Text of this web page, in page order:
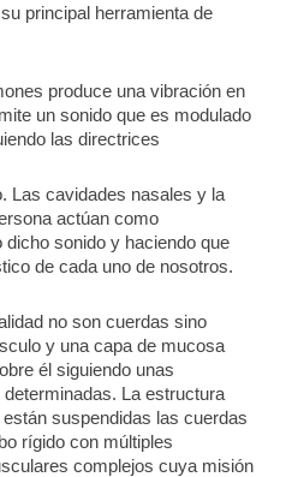
principal herramienta de
produce una vibración en
un sonido que es modulado
las directrices
Las cavidades nasales y la
actúan como
sonido y haciendo que
de cada uno de nosotros.
no son cuerdas sino
y una capa de mucosa
él siguiendo unas
La estructura
suspendidas las cuerdas
rígido con múltiples
complejos cuya misión